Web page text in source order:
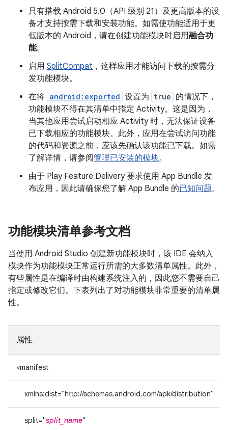
只有搭载 Android 5.0（API 级别 21）及更高版本的设
备才支持按需下载和安装功能。如需使功能适用于更
低版本的 Android，请在创建功能模块时启用融合功
能。
启用 SplitCompat ，这样应用才能访问下载的按需分
发功能模块。
在将 android:exported 设置为 true 的情况下，
功能模块不得在其清单中指定 Activity。这是因为，
当其他应用尝试启动相应 Activity 时，无法保证设备
已下载相应的功能模块。此外，应用在尝试访问功能
的代码和资源之前，应该先确认该功能已下载。如需
了解详情，请参阅管理已安装的模块。
由于 Play Feature Delivery 要求使用 App Bundle 发
布应用，因此请确保您了解 App Bundle 的已知问题。
功能模块清单参考文档
当使用 Android Studio 创建新功能模块时，该 IDE 会纳入
模块作为功能模块正常运行所需的大多数清单属性。此外，
有些属性是在编译时由构建系统注入的，因此您不需要自己
指定或修改它们。下表列出了对功能模块非常重要的清单属
性。
属性
<manifest
xmlns:dist="http://schemas.android.com/apk/distribution"
split="split_name"